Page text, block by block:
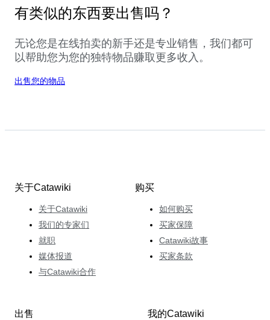
有类似的东西要出售吗？
无论您是在线拍卖的新手还是专业销售，我们都可
以帮助您为您的独特物品赚取更多收入。
出售您的物品
关于Catawiki
关于Catawiki
我们的专家们
就职
媒体报道
与Catawiki合作
购买
如何购买
买家保障
Catawiki故事
买家条款
出售 我的Catawiki